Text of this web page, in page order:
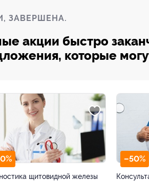
ЗАВЕРШЕНА.
акции быстро
которые
щитовидной железы
–50%